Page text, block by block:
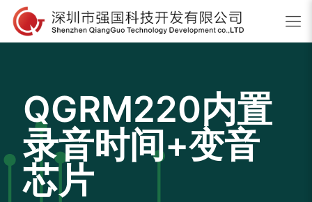
QGRM220内置
录音时间+变音
芯片